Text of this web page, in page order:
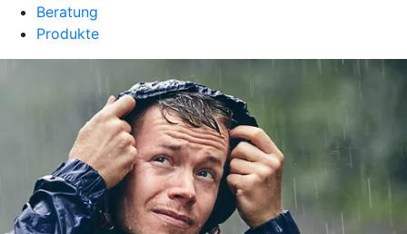
Beratung
Produkte